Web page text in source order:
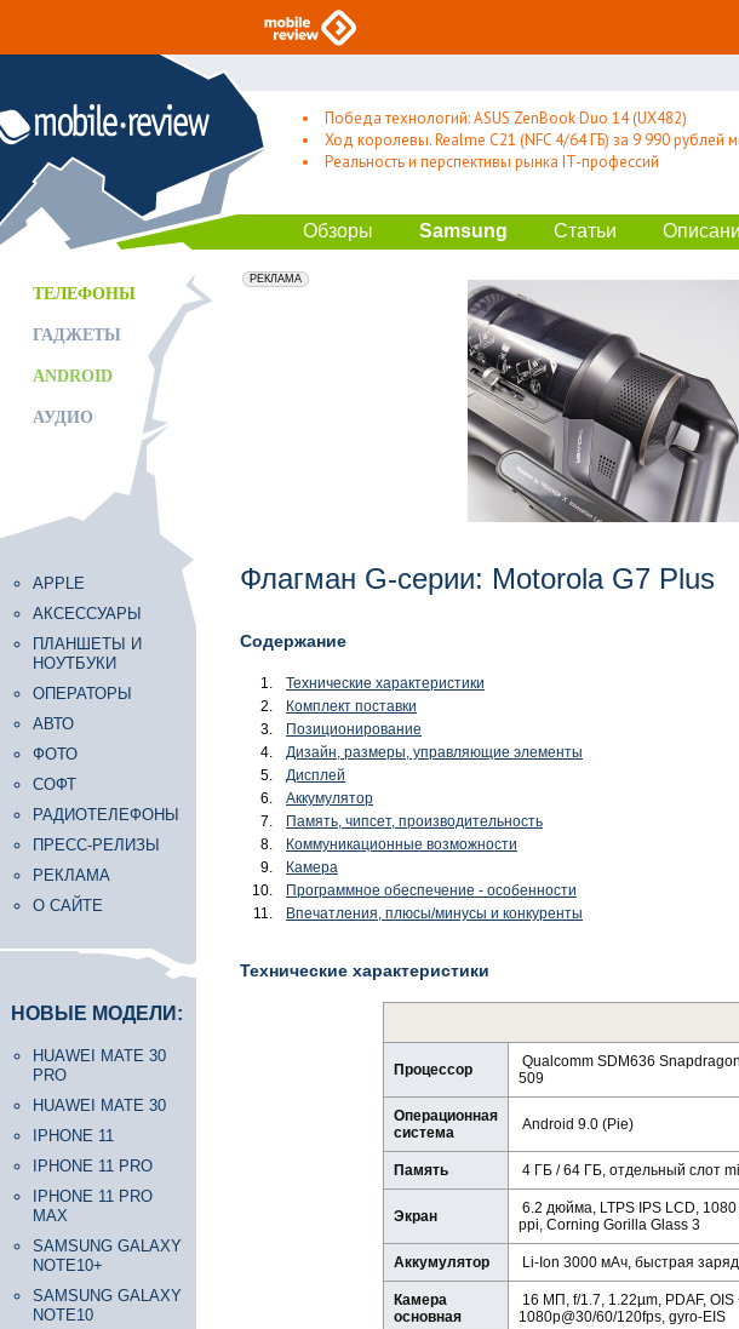
Победа технологий: ASUS ZenBook Duo 14 (UX482)
Ход королевы. Realme C21 (NFC 4/64 ГБ) за 9 990 рублей
Реальность и перспективы рынка IT-профессий
Обзоры Samsung Статьи
ТЕЛЕФОНЫ
ГАДЖЕТЫ
ANDROID
АУДИО
APPLE
АКСЕССУАРЫ
ПЛАНШЕТЫ И
НОУТБУКИ
ОПЕРАТОРЫ
АВТО
ФОТО
СОФТ
РАДИОТЕЛЕФОНЫ
ПРЕСС-РЕЛИЗЫ
РЕКЛАМА
О САЙТЕ
НОВЫЕ МОДЕЛИ:
HUAWEI MATE 30
PRO
HUAWEI MATE 30
IPHONE 11
IPHONE 11 PRO
IPHONE 11 PRO
MAX
SAMSUNG GALAXY
NOTE10+
SAMSUNG GALAXY
NOTE10
erid: 2VfnxxmNzs5
РЕКЛАМА
Флагман G-серии: Motorola G7 Plus
Содержание
Технические характеристики
Комплект поставки
Позиционирование
Дизайн, размеры, управляющие элементы
Дисплей
Аккумулятор
Память, чипсет, производительность
Коммуникационные возможности
Камера
Программное обеспечение - особенности
Впечатления, плюсы/минусы и конкуренты
Технические характеристики
Процессор
Qualcomm SDM636
509
Операционная
система
Android 9.0 (Pie)
Память 4 ГБ / 64 ГБ, отдельный слот
Экран
6.2 дюйма, LTPS IPS LCD,
ppi, Corning Gorilla Glass 3
Аккумулятор Li-Ion 3000 мАч, быстрая
Камера
основная
16 МП, f/1.7, 1.22µm, PDAF,
1080p@30/60/120fps, gyro-EIS